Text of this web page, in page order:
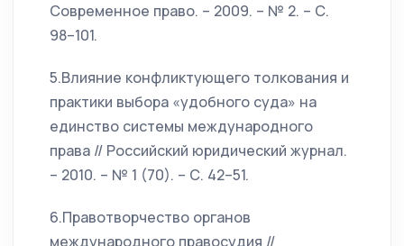
Современное право. – 2009. – № 2. – С.
98–101.
5.Влияние конфликтующего толкования и
практики выбора «удобного суда» на
единство системы международного
права // Российский юридический журнал.
– 2010. – № 1 (70). – С. 42–51.
6.Правотворчество органов
международного правосудия //